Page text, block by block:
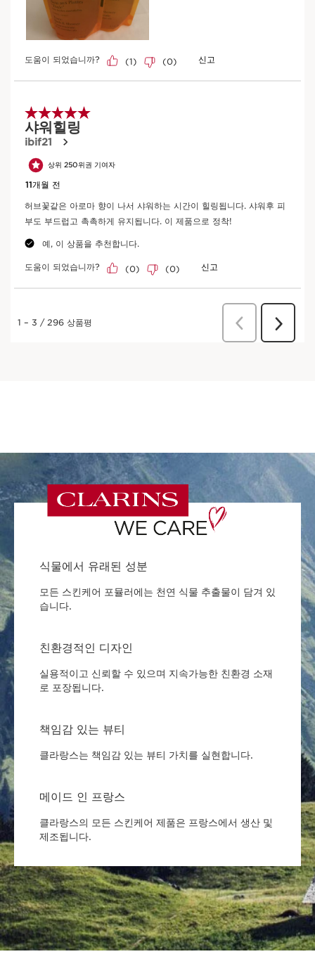
식물에서 유래된 성분
모든 스킨케어 포뮬러에는 천연 식물 추출물이 담겨 있
습니다.
친환경적인 디자인
실용적이고 신뢰할 수 있으며 지속가능한 친환경 소재
로 포장됩니다.
책임감 있는 뷰티
클라랑스는 책임감 있는 뷰티 가치를 실현합니다.
메이드 인 프랑스
클라랑스의 모든 스킨케어 제품은 프랑스에서 생산 및
제조됩니다.